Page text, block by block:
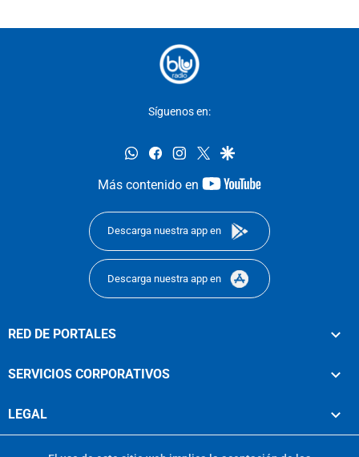
Síguenos en:
whatsappfacebookinstagram
twittergoogle
Más contenido en
youtube-
Descarga nuestra app en
Descarga nuestra app en
RED DE PORTALES
SERVICIOS CORPORATIVOS
LEGAL